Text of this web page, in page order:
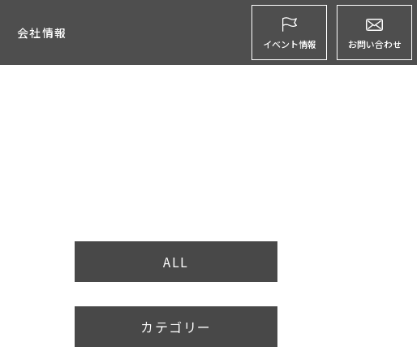
会社情報
イベント情報 お問い合わせ
ALL
カテゴリー